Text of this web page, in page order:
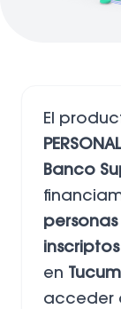
El
Banco
inscriptos
en
acceder